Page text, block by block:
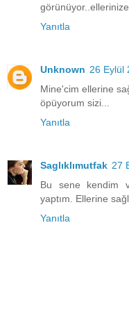
görünüyor..ellerinize
Yanıtla
Unknown 26 Eylül
Mine'cim ellerine
öpüyorum sizi...
Yanıtla
Saglıklımutfak 27
Bu sene kendim
yaptım. Ellerine
Yanıtla